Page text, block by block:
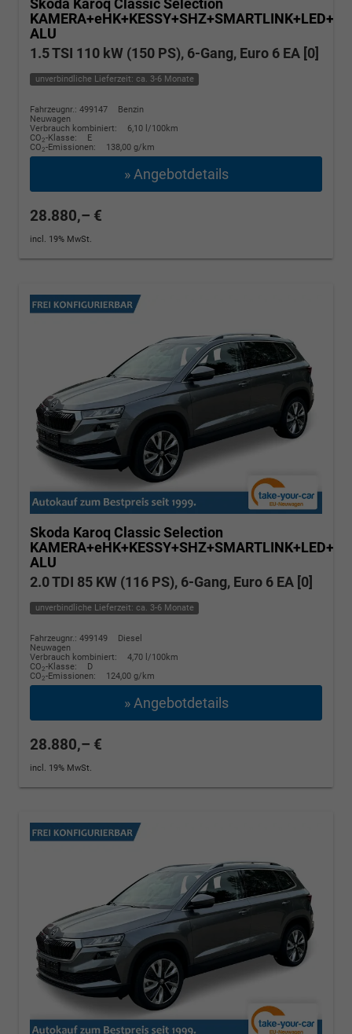
Skoda Karoq Classic Selection
ALU
1.5 TSI 110 kW (150 PS), 6-Gang, Euro 6 EA [0]
unverbindliche Lieferzeit: ca. 3-6 Monate
Fahrzeugnr.: 499147
Benzin
Neuwagen
Verbrauch kombiniert:
6,10 l/100km
CO2-Klasse:
E
CO2-Emissionen: 138,00 g/km
» Angebotdetails
28.880,– €
incl. 19% MwSt.
Skoda Karoq Classic Selection
ALU
2.0 TDI 85 KW (116 PS), 6-Gang, Euro 6 EA [0]
unverbindliche Lieferzeit: ca. 3-6 Monate
Fahrzeugnr.: 499149
Diesel
Neuwagen
Verbrauch kombiniert:
4,70 l/100km
CO2-Klasse:
D
CO2-Emissionen: 124,00 g/km
» Angebotdetails
28.880,– €
incl. 19% MwSt.